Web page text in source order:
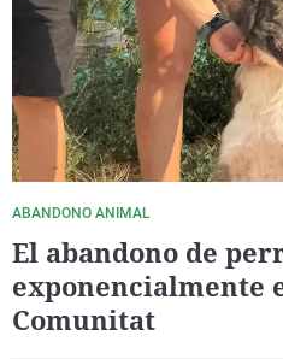
ABANDONO ANIMAL
El abandono de
exponencialmente
Comunitat